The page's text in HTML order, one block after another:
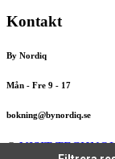
Kontakt
By Nordiq
Mån - Fre 9 - 17
bokning@bynordiq.se
©VISIT